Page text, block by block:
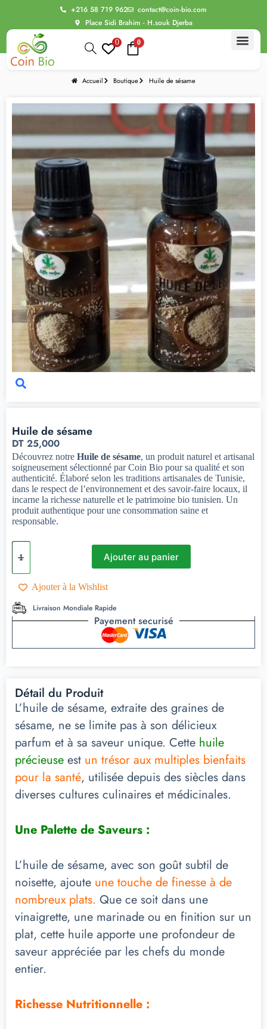
+216 58 719 962
contact@coin-bio.com
Place Sidi Brahim - H.souk Djerba
0
0
Accueil Boutique Huile de sésame
Huile de sésame
DT 25,000
Découvrez notre Huile de sésame, un produit naturel et artisanal
soigneusement sélectionné par Coin Bio pour sa qualité et son
authenticité. Élaboré selon les traditions artisanales de Tunisie,
dans le respect de l’environnement et des savoir-faire locaux, il
incarne la richesse naturelle et le patrimoine bio tunisien. Un
produit authentique pour une consommation saine et
responsable.
Ajouter au panier
Ajouter à la Wishlist
Livraison Mondiale Rapide
Payement securisé
Détail du Produit
L’huile de sésame, extraite des graines de
sésame, ne se limite pas à son délicieux
parfum et à sa saveur unique. Cette huile
précieuse est un trésor aux multiples bienfaits
pour la santé, utilisée depuis des siècles dans
diverses cultures culinaires et médicinales.
Une Palette de Saveurs :
L’huile de sésame, avec son goût subtil de
noisette, ajoute une touche de finesse à de
nombreux plats. Que ce soit dans une
vinaigrette, une marinade ou en finition sur un
plat, cette huile apporte une profondeur de
saveur appréciée par les chefs du monde
entier.
Richesse Nutritionnelle :